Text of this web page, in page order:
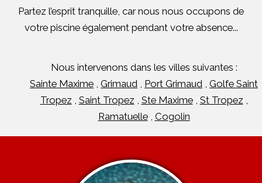
Partez l’esprit tranquille, car nous nous occupons de
votre piscine également pendant votre absence...
Nous intervenons dans les villes suivantes :
Sainte Maxime , Grimaud , Port Grimaud , Golfe Saint
Tropez , Saint Tropez , Ste Maxime, St Tropez ,
Ramatuelle, Cogolin